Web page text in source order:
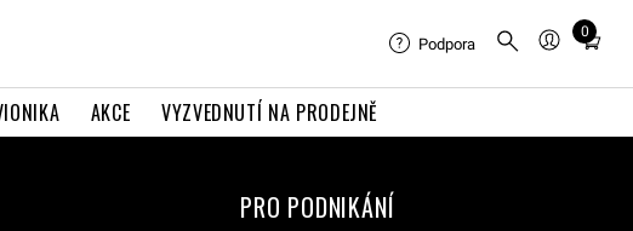
AKCE VYZVEDNUTÍ NA PRODEJNĚ
Podpora
0
Total
cart:
PRO PODNIKÁNÍ